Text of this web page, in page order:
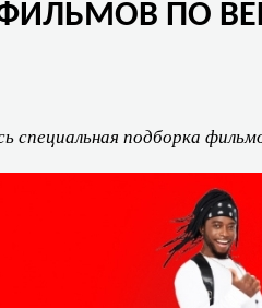
ПО
специальная подборка